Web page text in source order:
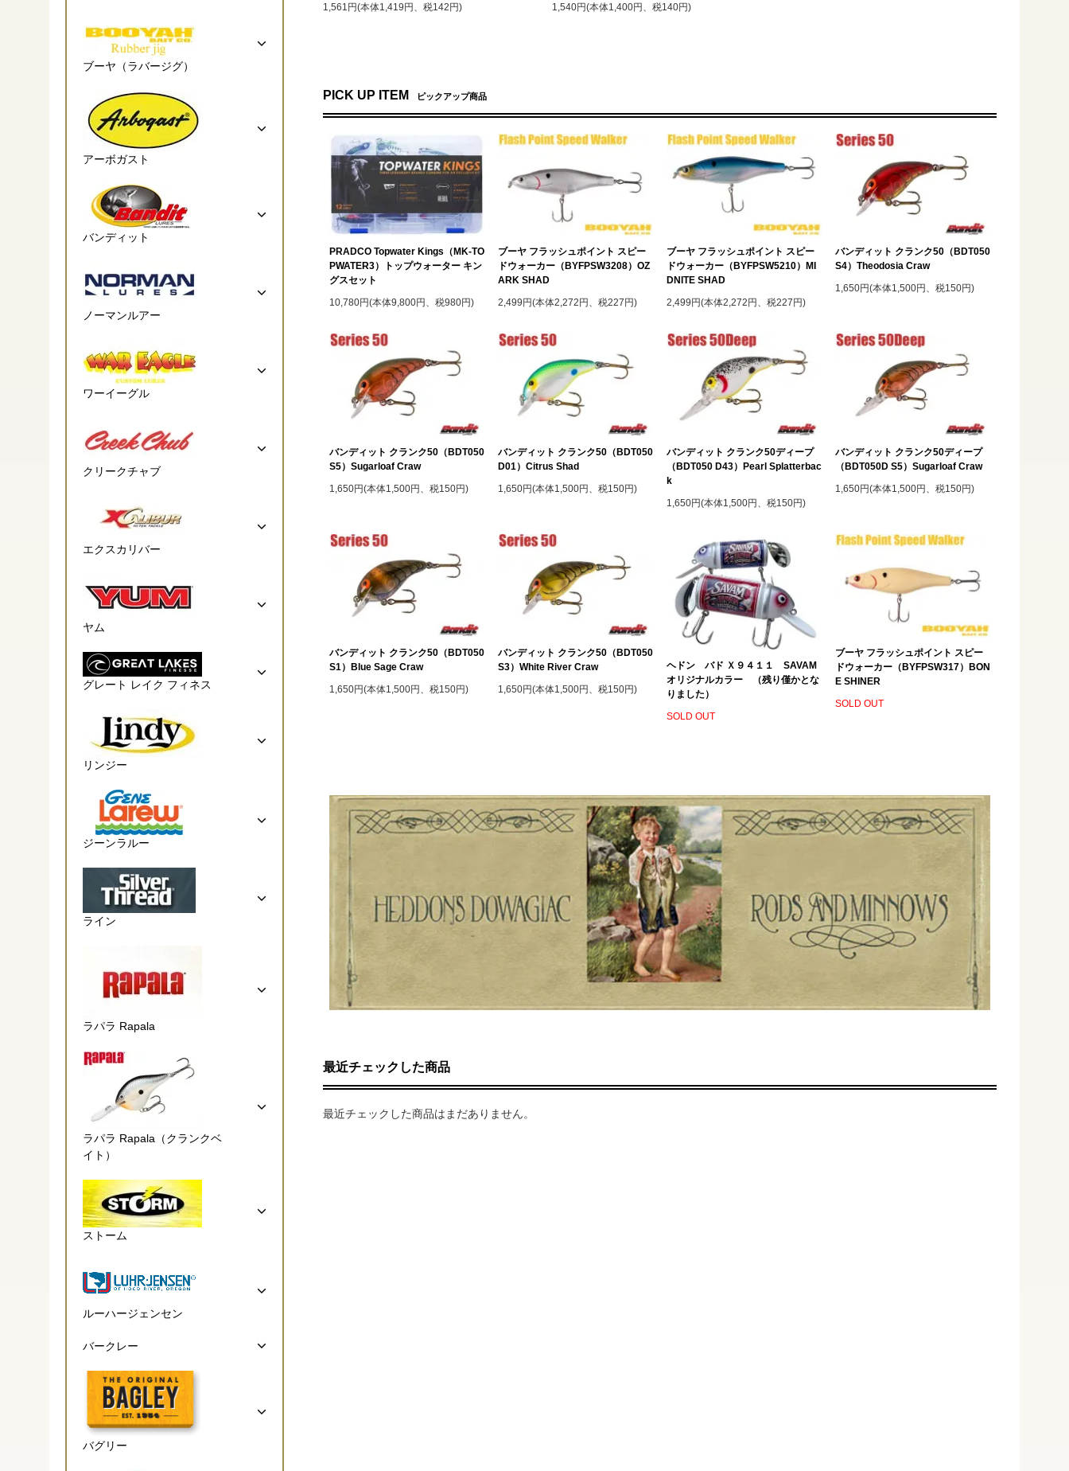
1,561円(本体1,419円、税142円)
1,540円(本体1,400円、税140円)
PICK UP ITEM ピックアップ商品
PRADCO Topwater Kings（MK-TO
PWATER3）トップウォーター キン
グスセット
10,780円(本体9,800円、税980円)
ブーヤ フラッシュポイント スピー
ドウォーカー（BYFPSW3208）OZ
ARK SHAD
2,499円(本体2,272円、税227円)
ブーヤ フラッシュポイント スピー
ドウォーカー（BYFPSW5210）MI
DNITE SHAD
2,499円(本体2,272円、税227円)
バンディット クランク50（BDT050
S4）Theodosia Craw
1,650円(本体1,500円、税150円)
バンディット クランク50（BDT050
S5）Sugarloaf Craw
1,650円(本体1,500円、税150円)
バンディット クランク50（BDT050
D01）Citrus Shad
1,650円(本体1,500円、税150円)
バンディット クランク50ディープ
（BDT050 D43）Pearl Splatterbac
k
1,650円(本体1,500円、税150円)
バンディット クランク50ディープ
（BDT050D S5）Sugarloaf Craw
1,650円(本体1,500円、税150円)
バンディット クランク50（BDT050
S1）Blue Sage Craw
1,650円(本体1,500円、税150円)
バンディット クランク50（BDT050
S3）White River Craw
1,650円(本体1,500円、税150円)
ヘドン バド Ｘ９４１１ SAVAM
オリジナルカラー （残り僅かとな
りました）
SOLD OUT
ブーヤ フラッシュポイント スピー
ドウォーカー（BYFPSW317）BON
E SHINER
SOLD OUT
最近チェックした商品
最近チェックした商品はまだありません。
ブーヤ（ラバージグ）
アーボガスト
バンディット
ノーマンルアー
ワーイーグル
クリークチャブ
エクスカリバー
ヤム
グレート レイク フィネス
リンジー
ジーンラルー
ライン
ラパラ Rapala
ラパラ Rapala（クランクベ
イト）
ストーム
ルーハージェンセン
バークレー
バグリー